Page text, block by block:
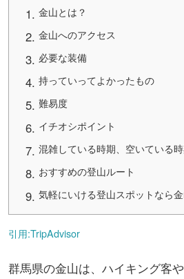
金山とは？
金山へのアクセス
必要な装備
持っていってよかったもの
難易度
イチオシポイント
混雑している時期、空いている
おすすめの登山ルート
気軽にいける登山スポットなら金
引用:TripAdvisor
群馬県の金山は、ハイキング客